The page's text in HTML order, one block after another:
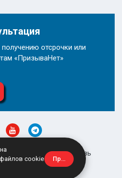
отсрочки или
«ПризываНет»
Обратная связь
cookie
Принять